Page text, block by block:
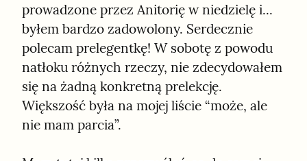
prowadzone przez Anitorię w niedzielę i...
byłem bardzo zadowolony. Serdecznie
polecam prelegentkę! W sobotę z powodu
natłoku różnych rzeczy, nie zdecydowałem
się na żadną konkretną prelekcję.
Większość była na mojej liście “może, ale
nie mam parcia”.